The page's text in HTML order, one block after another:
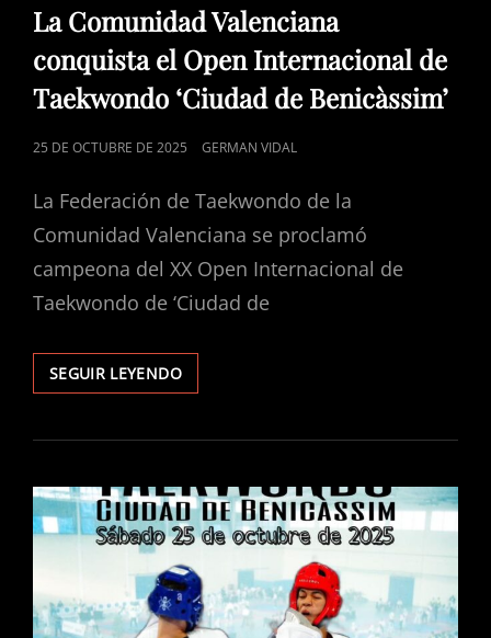
DE
CATEGORÍAS
La Comunidad Valenciana
conquista el Open Internacional de
Taekwondo ‘Ciudad de Benicàssim’
PUBLICADO
25 DE OCTUBRE DE 2025 GERMAN VIDAL
La Federación de Taekwondo de la
Comunidad Valenciana se proclamó
campeona del XX Open Internacional de
Taekwondo de ‘Ciudad de
SEGUIR LEYENDOLA
COMUNIDAD
CONQUISTA
OPEN
INTERNACIONAL
DE
‘CIUDAD
DE
BENICÀSSIM’